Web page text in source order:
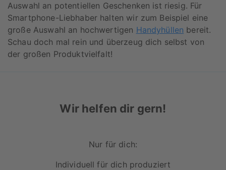
Auswahl an potentiellen Geschenken ist riesig. Für
Smartphone-Liebhaber halten wir zum Beispiel eine
große Auswahl an hochwertigen Handyhüllen bereit.
Schau doch mal rein und überzeug dich selbst von
der großen Produktvielfalt!
Wir helfen dir gern!
Nur für dich:
Individuell für dich produziert